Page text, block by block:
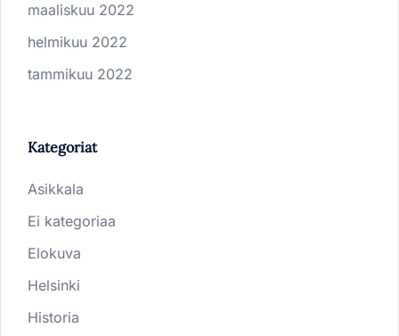
maaliskuu 2022
helmikuu 2022
tammikuu 2022
Kategoriat
Asikkala
Ei kategoriaa
Elokuva
Helsinki
Historia